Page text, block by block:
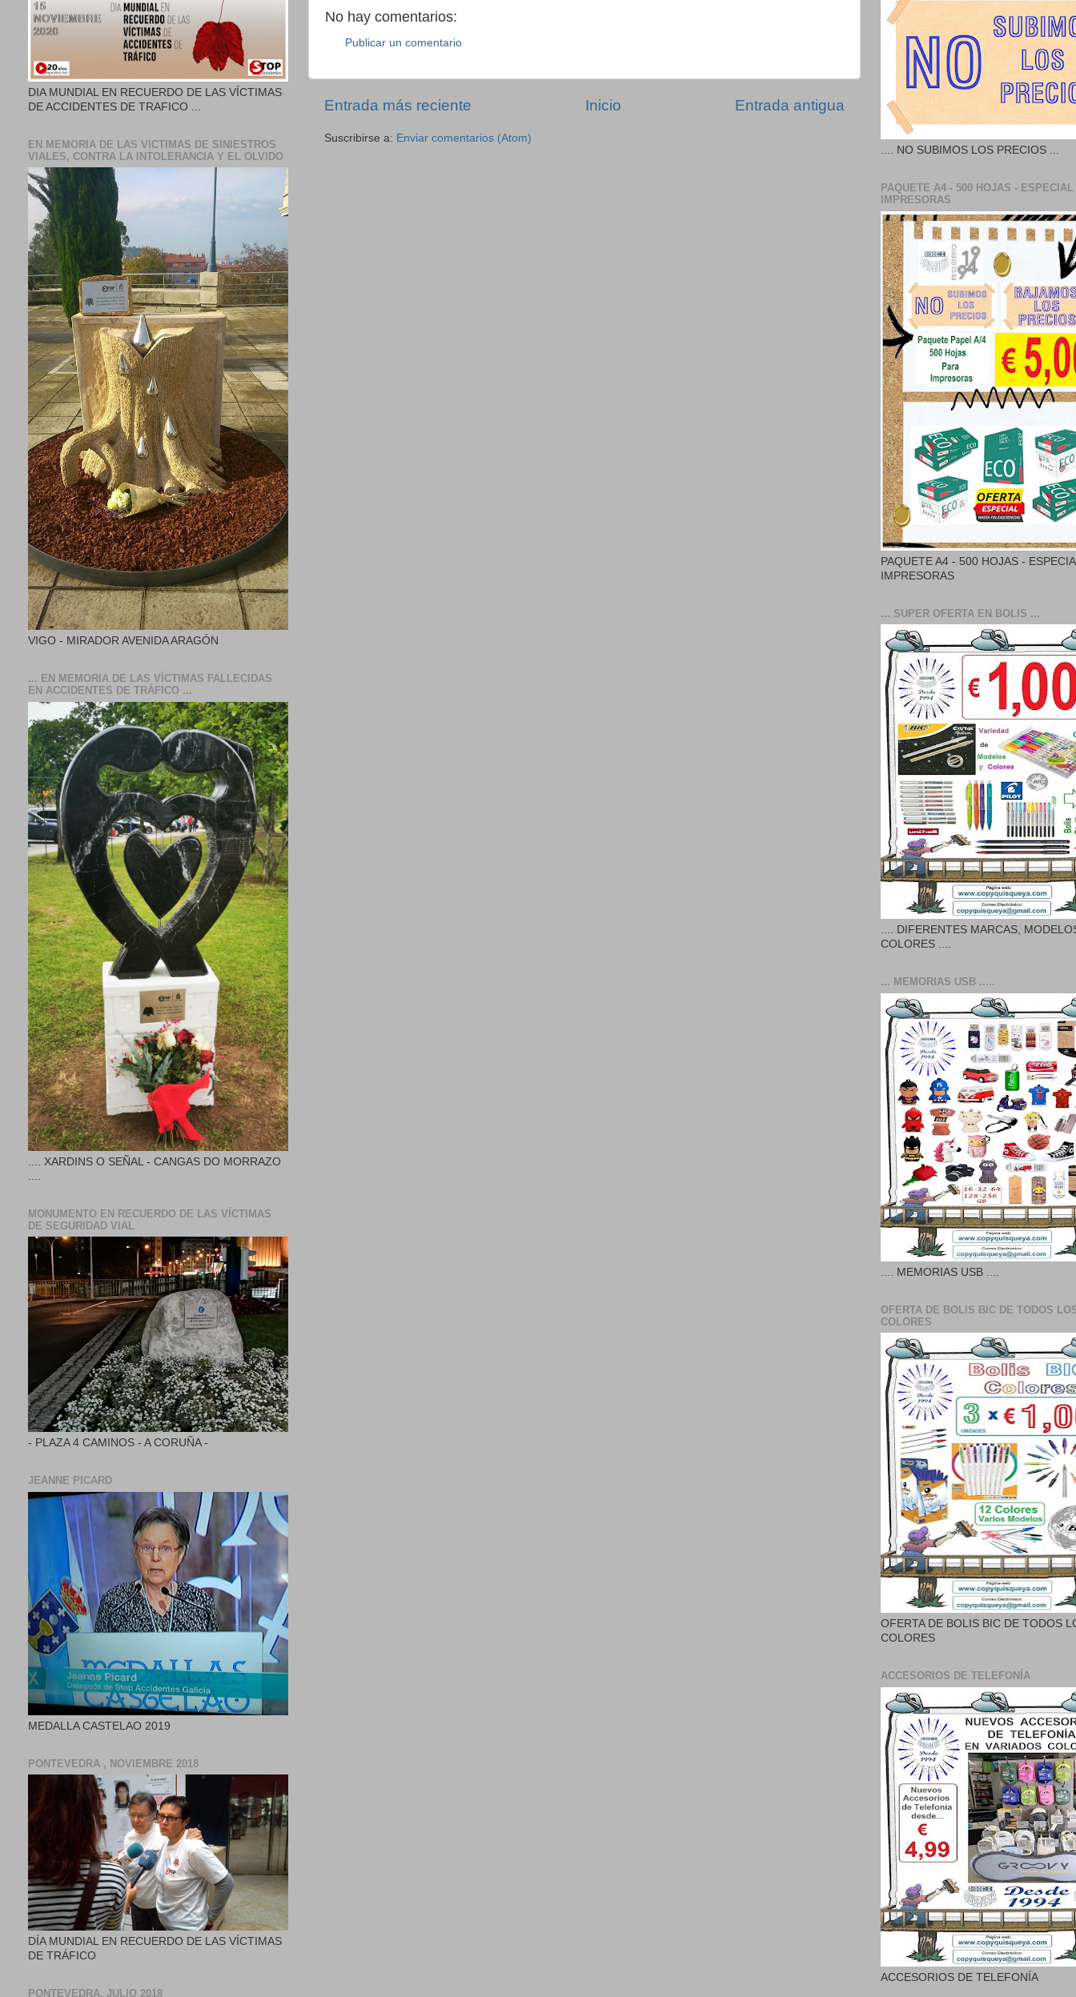
No hay comentarios:
Publicar un comentario
Entrada más reciente Entrada antigua
Inicio
Suscribirse a: Enviar comentarios (Atom)
DIA MUNDIAL EN RECUERDO DE LAS VÍCTIMAS
DE ACCIDENTES DE TRAFICO ...
EN MEMORIA DE LAS VICTIMAS DE SINIESTROS
VIALES, CONTRA LA INTOLERANCIA Y EL OLVIDO
VIGO - MIRADOR AVENIDA ARAGÓN
... EN MEMORIA DE LAS VÍCTIMAS FALLECIDAS
EN ACCIDENTES DE TRÁFICO ...
.... XARDINS O SEÑAL - CANGAS DO MORRAZO
MONUMENTO EN RECUERDO DE LAS VÍCTIMAS
DE SEGURIDAD VIAL
- PLAZA 4 CAMINOS - A CORUÑA -
JEANNE PICARD
MEDALLA CASTELAO 2019
PONTEVEDRA , NOVIEMBRE 2018
DÍA MUNDIAL EN RECUERDO DE LAS VÍCTIMAS
DE TRÁFICO
PONTEVEDRA, JULIO 2018
.... NO SUBIMOS LOS PRECIOS ...
PAQUETE A4 - 500 HOJAS - ESPECIAL
IMPRESORAS
PAQUETE A4 - 500 HOJAS -
IMPRESORAS
... SUPER OFERTA EN BOLIS ...
.... DIFERENTES MARCAS,
COLORES ....
... MEMORIAS USB .....
.... MEMORIAS USB ....
OFERTA DE BOLIS BIC DE TODOS
COLORES
OFERTA DE BOLIS BIC DE TODOS
COLORES
ACCESORIOS DE TELEFONÍA
ACCESORIOS DE TELEFONÍA